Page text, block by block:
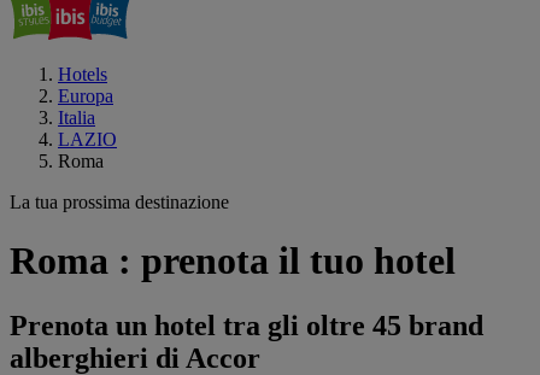
Hotels
Europa
Italia
LAZIO
Roma
La tua prossima destinazione
Roma : prenota il tuo hotel
Prenota un hotel tra gli oltre 45 brand
alberghieri di Accor